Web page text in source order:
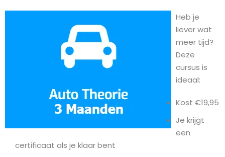
Heb je
liever wat
meer tijd?
Deze
cursus is
ideaal:
Kost €19,95
Je krijgt
een
certificaat als je klaar bent